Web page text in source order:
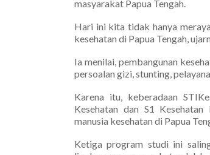
masyarakat Papua Tengah.
Hari ini kita tidak hanya
kesehatan di Papua Tengah,
Ia menilai, pembangunan
persoalan gizi, stunting,
Karena itu, keberadaan
Kesehatan dan S1
manusia kesehatan di Papua
Ketiga program studi ini